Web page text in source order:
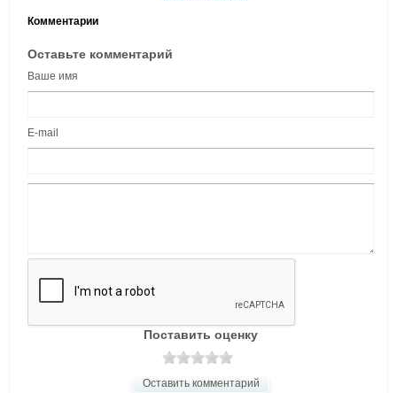
Комментарии
Оставьте комментарий
Ваше имя
E-mail
Поставить оценку
Оставить комментарий